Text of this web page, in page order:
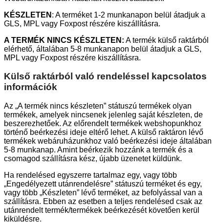
KÉSZLETEN : A terméket 1-2 munkanapon belül átadjuk a
GLS, MPL vagy Foxpost részére kiszállításra.
A TERMÉK NINCS KÉSZLETEN: A termék külső raktárból
elérhető, általában 5-8 munkanapon belül átadjuk a GLS,
MPL vagy Foxpost részére kiszállításra.
Külső raktárból való rendeléssel kapcsolatos
információk
Az „A termék nincs készleten” státuszú termékek olyan
termékek, amelyek nincsenek jelenleg saját készleten, de
beszerezhetőek. Az előrendelt termékek webshopunkhoz
történő beérkezési ideje eltérő lehet. A külső raktáron lévő
termékek webáruházunkhoz való beérkezési ideje általában
5-8 munkanap. Amint beérkezik hozzánk a termék és a
csomagod szállításra kész, újabb üzenetet küldünk.
Ha rendelésed egyszerre tartalmaz egy, vagy több
„Engedélyezett utánrendelésre” státuszú terméket és egy,
vagy több „Készleten” lévő terméket, az befolyással van a
szállításra. Ebben az esetben a teljes rendelésed csak az
utánrendelt termék/termékek beérkezését követően kerül
kiküldésre.